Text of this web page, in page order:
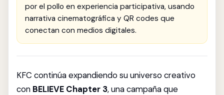
por el pollo en experiencia participativa, usando
narrativa cinematográfica y QR codes que
conectan con medios digitales.
KFC continúa expandiendo su universo creativo
con BELIEVE Chapter 3, una campaña que